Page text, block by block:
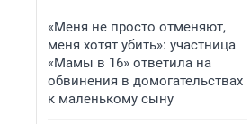
«Меня не просто отменяют,
меня хотят убить»: участница
«Мамы в 16» ответила на
обвинения в домогательствах
к маленькому сыну